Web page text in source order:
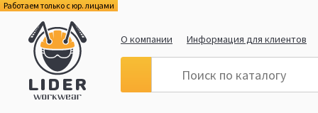
Работаем только с юр. лицами
О компании Информация для клиентов